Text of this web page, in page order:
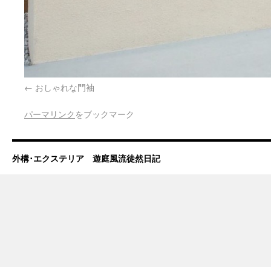
おしゃれな門袖
パーマリンクをブックマーク
外構･エクステリア 遊庭風流徒然日記